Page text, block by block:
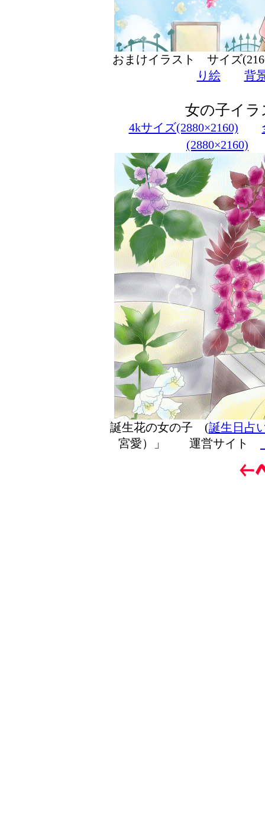
おまけイラスト サイズ
り絵
背
女の子イ
4kサイズ(2880×2160)
(2880×2160)
誕生花の女の子 (誕生日占
宮愛）」 運営サイト